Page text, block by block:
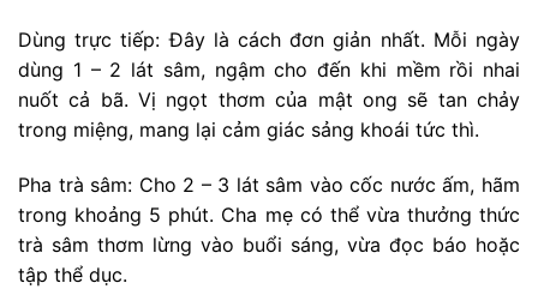
Dùng trực tiếp: Đây là cách đơn giản nhất. Mỗi ngày
dùng 1 – 2 lát sâm, ngậm cho đến khi mềm rồi nhai
nuốt cả bã. Vị ngọt thơm của mật ong sẽ tan chảy
trong miệng, mang lại cảm giác sảng khoái tức thì.
Pha trà sâm: Cho 2 – 3 lát sâm vào cốc nước ấm, hãm
trong khoảng 5 phút. Cha mẹ có thể vừa thưởng thức
trà sâm thơm lừng vào buổi sáng, vừa đọc báo hoặc
tập thể dục.